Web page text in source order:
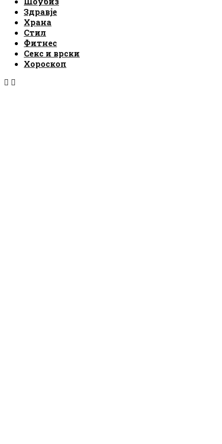
Здравје
Храна
Стил
Фитнес
Секс и врски
Хороскоп